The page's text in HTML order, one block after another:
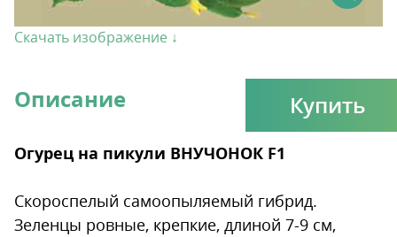
Скачать изображение ↓
Купить
Описание
Огурец на пикули ВНУЧОНОК F1
Скороспелый самоопыляемый гибрид.
Зеленцы ровные, крепкие, длиной 7-9 см,